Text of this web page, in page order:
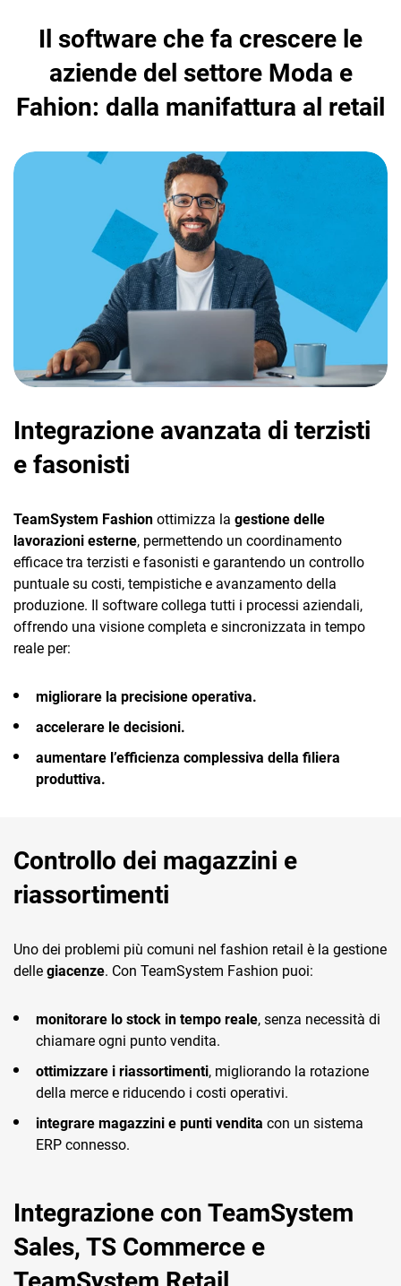
Il software che fa crescere le
aziende del settore Moda e
Fahion: dalla manifattura al retail
Integrazione avanzata di terzisti
e fasonisti
TeamSystem Fashion ottimizza la gestione delle
lavorazioni esterne, permettendo un coordinamento
efficace tra terzisti e fasonisti e garantendo un controllo
puntuale su costi, tempistiche e avanzamento della
produzione. Il software collega tutti i processi aziendali,
offrendo una visione completa e sincronizzata in tempo
reale per:
migliorare la precisione operativa.
accelerare le decisioni.
aumentare l’efficienza complessiva della filiera
produttiva.
Controllo dei magazzini e
riassortimenti
Uno dei problemi più comuni nel fashion retail è la gestione
delle giacenze. Con TeamSystem Fashion puoi:
monitorare lo stock in tempo reale, senza necessità di
chiamare ogni punto vendita.
ottimizzare i riassortimenti, migliorando la rotazione
della merce e riducendo i costi operativi.
integrare magazzini e punti vendita con un sistema
ERP connesso.
Integrazione con TeamSystem
Sales, TS Commerce e